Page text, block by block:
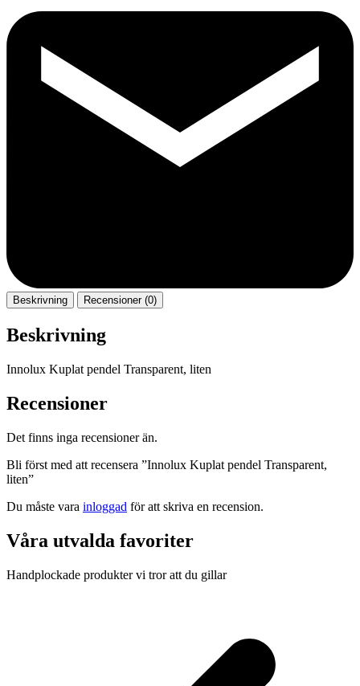
Beskrivning Recensioner (0)
Beskrivning
Innolux Kuplat pendel Transparent, liten
Recensioner
Det finns inga recensioner än.
Bli först med att recensera ”Innolux Kuplat pendel Transparent,
liten”
Du måste vara inloggad för att skriva en recension.
Våra utvalda favoriter
Handplockade produkter vi tror att du gillar